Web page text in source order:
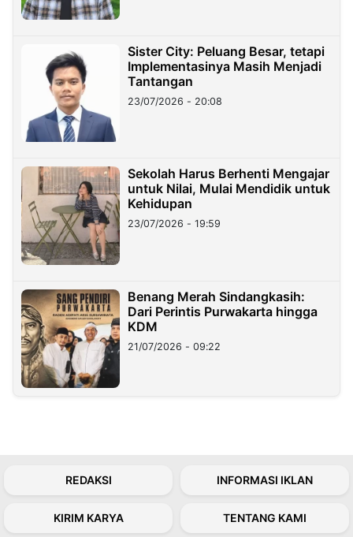
Sister City: Peluang Besar, tetapi
Implementasinya Masih Menjadi
Tantangan
23/07/2026 - 20:08
Sekolah Harus Berhenti Mengajar
untuk Nilai, Mulai Mendidik untuk
Kehidupan
23/07/2026 - 19:59
Benang Merah Sindangkasih:
Dari Perintis Purwakarta hingga
KDM
21/07/2026 - 09:22
REDAKSI INFORMASI IKLAN
KIRIM KARYA TENTANG KAMI